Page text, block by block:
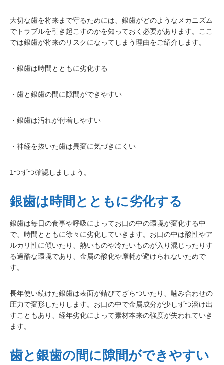
大切な歯を将来まで守るためには、銀歯がどのようなメカニズム
でトラブルを引き起こすのかを知っておく必要があります。ここ
では銀歯が将来のリスクになってしまう理由をご紹介します。
・銀歯は時間とともに劣化する
・歯と銀歯の間に隙間ができやすい
・銀歯は汚れが付着しやすい
・神経を抜いた歯は異変に気づきにくい
1つずつ確認しましょう。
銀歯は時間とともに劣化する
銀歯は毎日の食事や呼吸によってお口の中の環境が変化する中
で、時間とともに徐々に劣化していきます。お口の中は酸性やア
ルカリ性に傾いたり、熱いものや冷たいものが入り混じったりす
る過酷な環境であり、金属の酸化や摩耗が避けられないためで
す。
長年使い続けた銀歯は表面が錆びてざらついたり、噛み合わせの
圧力で変形したりします。お口の中で金属成分が少しずつ溶け出
すこともあり、経年劣化によって素材本来の強度が失われていき
ます。
歯と銀歯の間に隙間ができやすい